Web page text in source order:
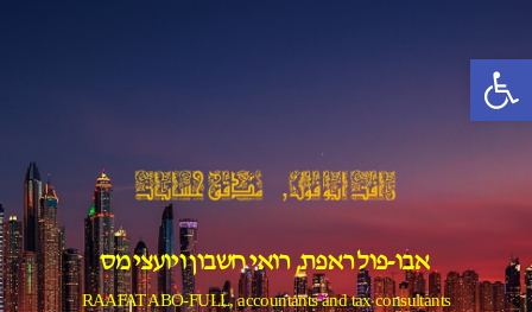
פתח סרגל נגישות
content
אבו-פול ראפת, רואי חשבון ויועצי מס
RAAFAT ABO-FULL, accountants and tax consultants